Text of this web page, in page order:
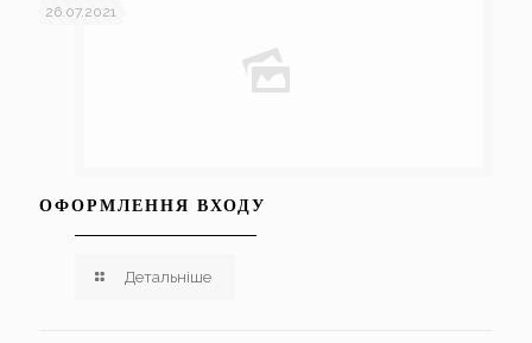
26.07.2021
ОФОРМЛЕННЯ ВХОДУ
Детальніше